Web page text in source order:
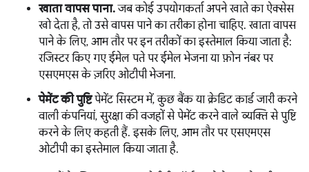
खाता वापस पाना.जब कोई उपयोगकर्ता अपने खाते का ऐक्सेस
खो देता है, तो उसे वापस पाने का तरीका होना चाहिए. खाता वापस
पाने के लिए, आम तौर पर इन तरीकों का इस्तेमाल किया जाता है:
रजिस्टर किए गए ईमेल पते पर ईमेल भेजना या फ़ोन नंबर पर
एसएमएस के ज़रिए ओटीपी भेजना.
पेमेंट की पुष्टिपेमेंट सिस्टम में, कुछ बैंक या क्रेडिट कार्ड जारी करने
वाली कंपनियां, सुरक्षा की वजहों से पेमेंट करने वाले व्यक्ति से पुष्टि
करने के लिए कहती हैं. इसके लिए, आम तौर पर एसएमएस
ओटीपी का इस्तेमाल किया जाता है.